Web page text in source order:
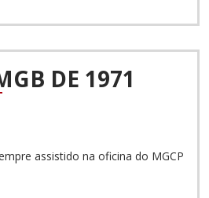
DE 1971
assistido na oficina do MGCP